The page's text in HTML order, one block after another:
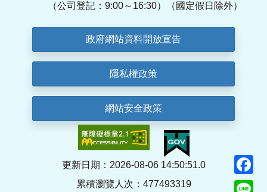
（公司登記：9:00～16:30）（國定假日除外）
政府網站資料開放宣告
隱私權政策
網站安全政策
更新日期：2026-08-06 14:50:51.0
累積瀏覽人次：477493319